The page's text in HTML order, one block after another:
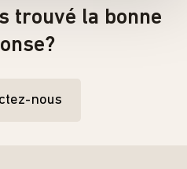
trouvé la bonne
nous